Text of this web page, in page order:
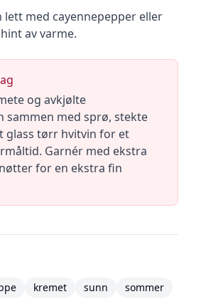
lett med cayennepepper eller
av varme.
og avkjølte
sammen med sprø, stekte
glass tørr hvitvin for et
Garnér med ekstra
for en ekstra fin
kremet sunn
sommer